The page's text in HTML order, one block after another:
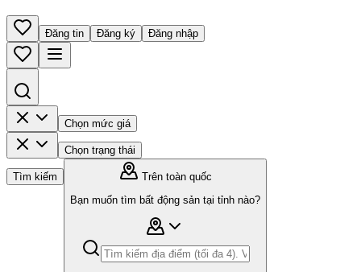
Đăng tin Đăng ký Đăng nhập
Chọn mức giá
Chọn trạng thái
Tìm kiếm
Trên toàn quốc
Bạn muốn tìm bất động sản tại tỉnh nào?